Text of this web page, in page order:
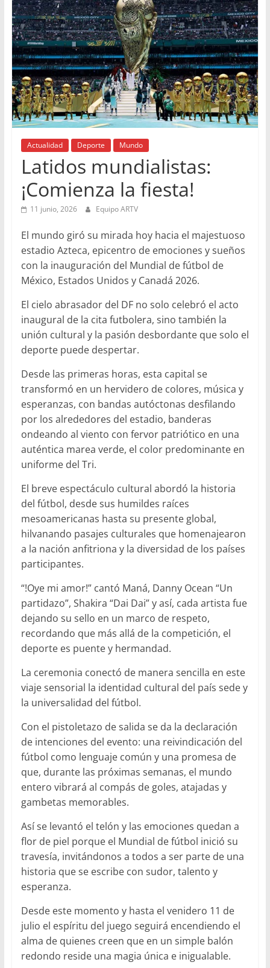
Actualidad Deporte Mundo
Latidos mundialistas:
¡Comienza la fiesta!
11 junio, 2026 Equipo ARTV
El mundo giró su mirada hoy hacia el majestuoso
estadio Azteca, epicentro de emociones y sueños
con la inauguración del Mundial de fútbol de
México, Estados Unidos y Canadá 2026.
El cielo abrasador del DF no solo celebró el acto
inaugural de la cita futbolera, sino también la
unión cultural y la pasión desbordante que solo el
deporte puede despertar.
Desde las primeras horas, esta capital se
transformó en un hervidero de colores, música y
esperanzas, con bandas autóctonas desfilando
por los alrededores del estadio, banderas
ondeando al viento con fervor patriótico en una
auténtica marea verde, el color predominante en
uniforme del Tri.
El breve espectáculo cultural abordó la historia
del fútbol, desde sus humildes raíces
mesoamericanas hasta su presente global,
hilvanando pasajes culturales que homenajearon
a la nación anfitriona y la diversidad de los países
participantes.
“!Oye mi amor!” cantó Maná, Danny Ocean “Un
partidazo”, Shakira “Dai Dai” y así, cada artista fue
dejando su sello en un marco de respeto,
recordando que más allá de la competición, el
deporte es puente y hermandad.
La ceremonia conectó de manera sencilla en este
viaje sensorial la identidad cultural del país sede y
la universalidad del fútbol.
Con el pistoletazo de salida se da la declaración
de intenciones del evento: una reivindicación del
fútbol como lenguaje común y una promesa de
que, durante las próximas semanas, el mundo
entero vibrará al compás de goles, atajadas y
gambetas memorables.
Así se levantó el telón y las emociones quedan a
flor de piel porque el Mundial de fútbol inició su
travesía, invitándonos a todos a ser parte de una
historia que se escribe con sudor, talento y
esperanza.
Desde este momento y hasta el venidero 11 de
julio el espíritu del juego seguirá encendiendo el
alma de quienes creen que en un simple balón
redondo reside una magia única e inigualable.